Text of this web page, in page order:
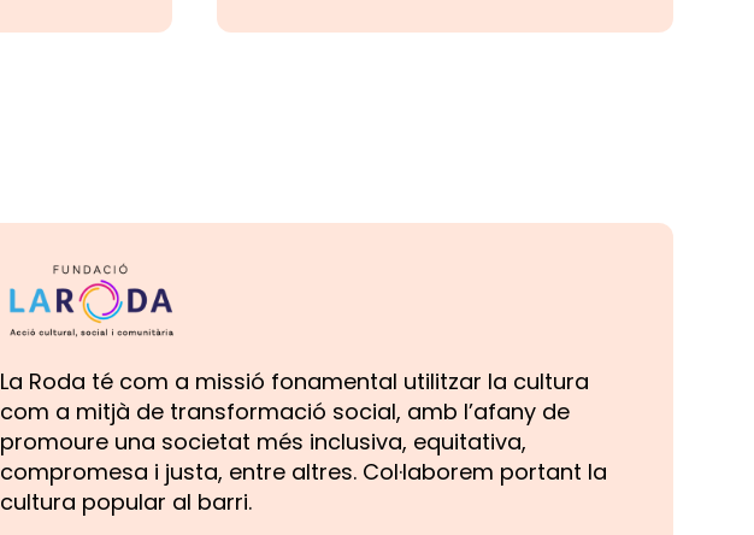
La Roda té com a missió fonamental utilitzar la cultura
com a mitjà de transformació social, amb l’afany de
promoure una societat més inclusiva, equitativa,
compromesa i justa, entre altres. Col·laborem portant la
cultura popular al barri.